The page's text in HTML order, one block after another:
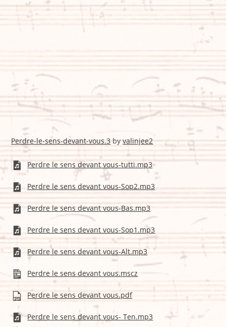
Perdre-le-sens-devant-vous.3byvalinjee2
Perdre le sens devant vous-tutti.mp3
Perdre le sens devant vous-Sop2.mp3
Perdre le sens devant vous-Bas.mp3
Perdre le sens devant vous-Sop1.mp3
Perdre le sens devant vous-Alt.mp3
Perdre le sens devant vous.mscz
Perdre le sens devant vous.pdf
Perdre le sens devant vous- Ten.mp3